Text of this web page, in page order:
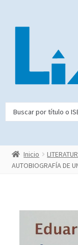
Inicio
AUTOBIOGRAFÍA DE